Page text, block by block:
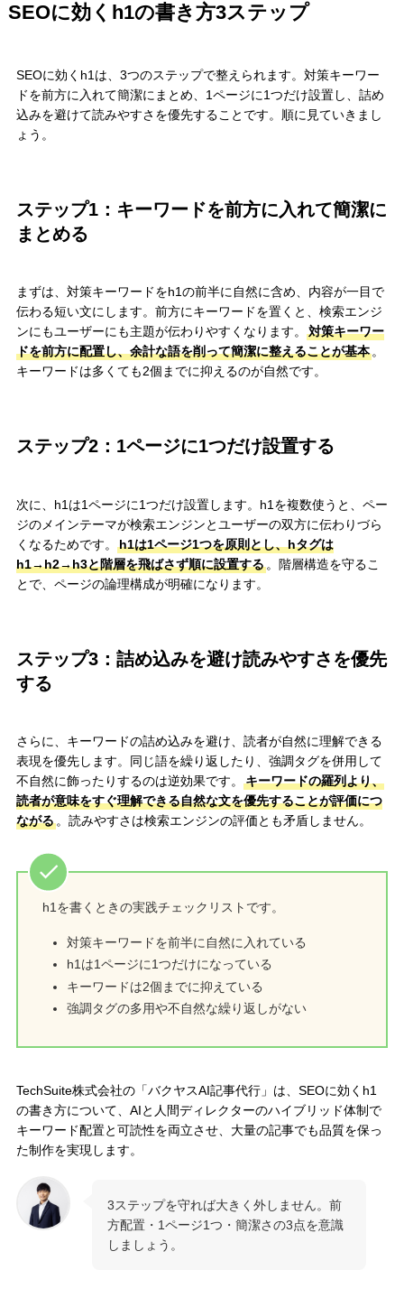
SEOに効くh1の書き方3ステップ
SEOに効くh1は、3つのステップで整えられます。対策キーワー
ドを前方に入れて簡潔にまとめ、1ページに1つだけ設置し、詰め
込みを避けて読みやすさを優先することです。順に見ていきまし
ょう。
ステップ1：キーワードを前方に入れて簡潔に
まとめる
まずは、対策キーワードをh1の前半に自然に含め、内容が一目で
伝わる短い文にします。前方にキーワードを置くと、検索エンジ
ンにもユーザーにも主題が伝わりやすくなります。
対策キーワー
ドを前方に配置し、余計な語を削って簡潔に整えることが基本。
キーワードは多くても2個までに抑えるのが自然です。
ステップ2：1ページに1つだけ設置する
次に、h1は1ページに1つだけ設置します。h1を複数使うと、ペー
ジのメインテーマが検索エンジンとユーザーの双方に伝わりづら
くなるためです。
h1は1ページ1つを原則とし、hタグは
h1→h2→h3と階層を飛ばさず順に設置する。階層構造を守るこ
とで、ページの論理構成が明確になります。
ステップ3：詰め込みを避け読みやすさを優先
する
さらに、キーワードの詰め込みを避け、読者が自然に理解できる
表現を優先します。同じ語を繰り返したり、強調タグを併用して
不自然に飾ったりするのは逆効果です。
キーワードの羅列より、
読者が意味をすぐ理解できる自然な文を優先することが評価につ
ながる。読みやすさは検索エンジンの評価とも矛盾しません。
h1を書くときの実践チェックリストです。
対策キーワードを前半に自然に入れている
h1は1ページに1つだけになっている
キーワードは2個までに抑えている
強調タグの多用や不自然な繰り返しがない
TechSuite株式会社の「バクヤスAI記事代行」は、SEOに効くh1
の書き方について、AIと人間ディレクターのハイブリッド体制で
キーワード配置と可読性を両立させ、大量の記事でも品質を保っ
た制作を実現します。
3ステップを守れば大きく外しません。前
方配置・1ページ1つ・簡潔さの3点を意識
しましょう。